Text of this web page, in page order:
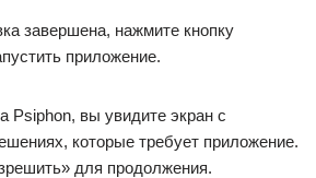
завершена, нажмите кнопку
приложение.
Psiphon, вы увидите экран с
которые требует приложение.
для продолжения.